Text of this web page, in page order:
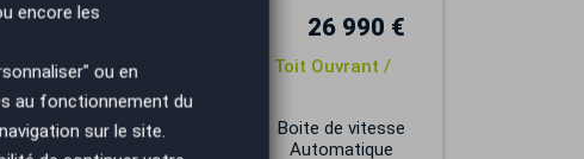
26 990 €
Premium Plus ALL4 BVA6 / Toit Ouvrant /
Carburant
HYBRIDE RECHARGEABLE
Boite de vitesse
Automatique
encore les
ou en
au fonctionnement du
sur le site.